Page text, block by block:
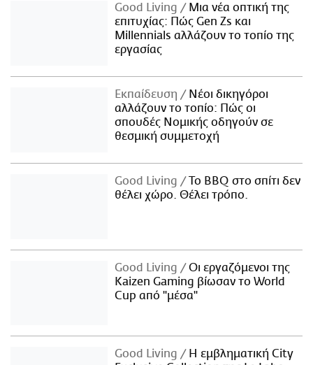
Good Living
Μια νέα οπτική της
επιτυχίας: Πώς Gen Zs και
Millennials αλλάζουν το τοπίο της
εργασίας
Εκπαίδευση
Νέοι δικηγόροι
αλλάζουν το τοπίο: Πώς οι
σπουδές Νομικής οδηγούν σε
θεσμική συμμετοχή
Good Living
Το BBQ στο σπίτι δεν
θέλει χώρο. Θέλει τρόπο.
Good Living
Οι εργαζόμενοι της
Kaizen Gaming βίωσαν το World
Cup από "μέσα"
Good Living
Η εμβληματική City